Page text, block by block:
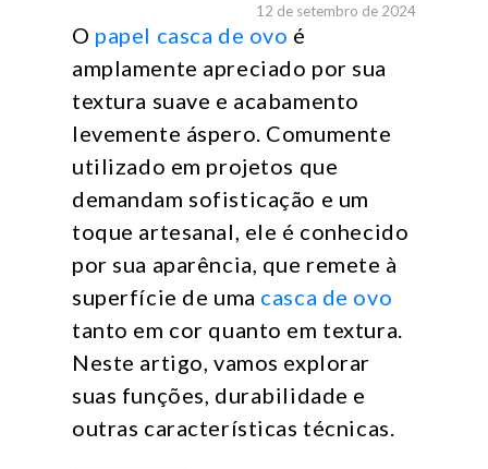
12 de setembro de 2024
O papel casca de ovo é
amplamente apreciado por sua
textura suave e acabamento
levemente áspero. Comumente
utilizado em projetos que
demandam sofisticação e um
toque artesanal, ele é conhecido
por sua aparência, que remete à
superfície de uma casca de ovo
tanto em cor quanto em textura.
Neste artigo, vamos explorar
suas funções, durabilidade e
outras características técnicas.